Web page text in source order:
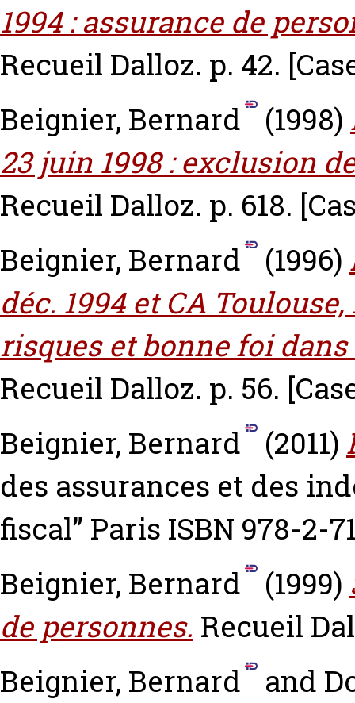
1994 : assurance de
Recueil Dalloz. p. 42.
Beignier, Bernard
(1998)
23 juin 1998 : exclusion
Recueil Dalloz. p. 618.
Beignier, Bernard
(1996)
déc. 1994 et CA
risques et bonne foi
Recueil Dalloz. p. 56.
Beignier, Bernard
(2011)
des assurances et des
fiscal” Paris ISBN 978-2-
Beignier, Bernard
(1999)
de personnes. Recueil
Beignier, Bernard
and